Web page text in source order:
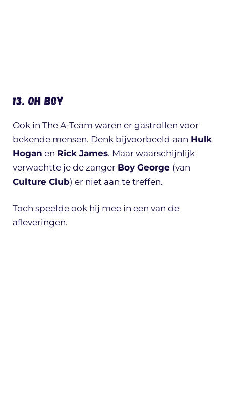
13. Oh Boy
Ook in The A-Team waren er gastrollen voor
bekende mensen. Denk bijvoorbeeld aan Hulk
Hogan en Rick James. Maar waarschijnlijk
verwachtte je de zanger Boy George (van
Culture Club) er niet aan te treffen.
Toch speelde ook hij mee in een van de
afleveringen.